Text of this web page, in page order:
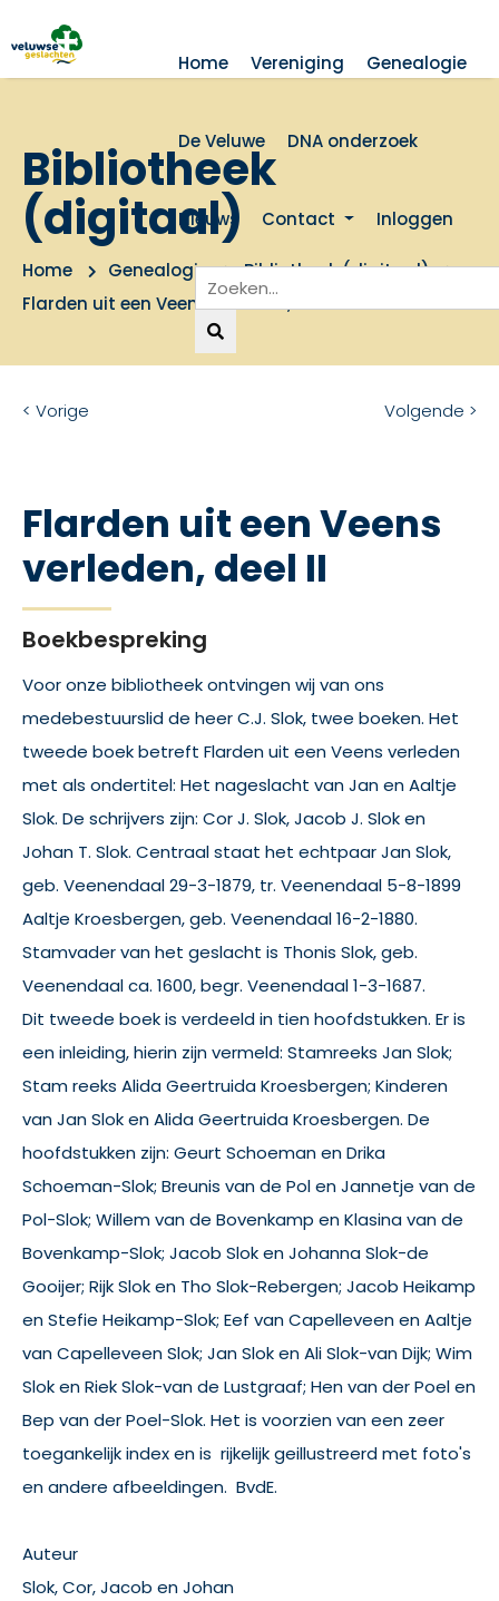
Home Vereniging Genealogie
De Veluwe DNA onderzoek
Nieuws Contact Inloggen
Bibliotheek
(digitaal)
Home Genealogie
Bibliotheek (digitaal)
Flarden uit een Veens verleden, deel II
< Vorige Volgende >
Flarden uit een Veens
verleden, deel II
Boekbespreking
Voor onze bibliotheek ontvingen wij van ons
medebestuurslid de heer C.J. Slok, twee boeken. Het
tweede boek betreft Flarden uit een Veens verleden
met als ondertitel: Het nageslacht van Jan en Aaltje
Slok. De schrijvers zijn: Cor J. Slok, Jacob J. Slok en
Johan T. Slok. Centraal staat het echtpaar Jan Slok,
geb. Veenendaal 29-3-1879, tr. Veenendaal 5-8-1899
Aaltje Kroesbergen, geb. Veenendaal 16-2-1880.
Stamvader van het geslacht is Thonis Slok, geb.
Veenendaal ca. 1600, begr. Veenendaal 1-3-1687.
Dit tweede boek is verdeeld in tien hoofdstukken. Er is
een inleiding, hierin zijn vermeld: Stamreeks Jan Slok;
Stam reeks Alida Geertruida Kroesbergen; Kinderen
van Jan Slok en Alida Geertruida Kroesbergen. De
hoofdstukken zijn: Geurt Schoeman en Drika
Schoeman-Slok; Breunis van de Pol en Jannetje van de
Pol-Slok; Willem van de Bovenkamp en Klasina van de
Bovenkamp-Slok; Jacob Slok en Johanna Slok-de
Gooijer; Rijk Slok en Tho Slok-Rebergen; Jacob Heikamp
en Stefie Heikamp-Slok; Eef van Capelleveen en Aaltje
van Capelleveen Slok; Jan Slok en Ali Slok-van Dijk; Wim
Slok en Riek Slok-van de Lustgraaf; Hen van der Poel en
Bep van der Poel-Slok. Het is voorzien van een zeer
toegankelijk index en is rijkelijk geillustreerd met foto's
en andere afbeeldingen. BvdE.
Auteur
Slok, Cor, Jacob en Johan